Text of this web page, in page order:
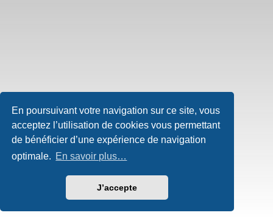
En poursuivant votre navigation sur ce site, vous
acceptez l’utilisation de cookies vous permettant
de bénéficier d’une expérience de navigation
optimale. En savoir plus…
J’accepte